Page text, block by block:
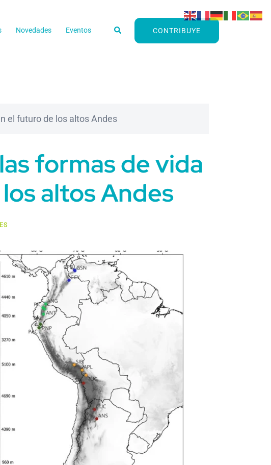
Novedades Eventos Buscar CONTRIBUYE
el futuro de los altos Andes
formas de vida
altos Andes